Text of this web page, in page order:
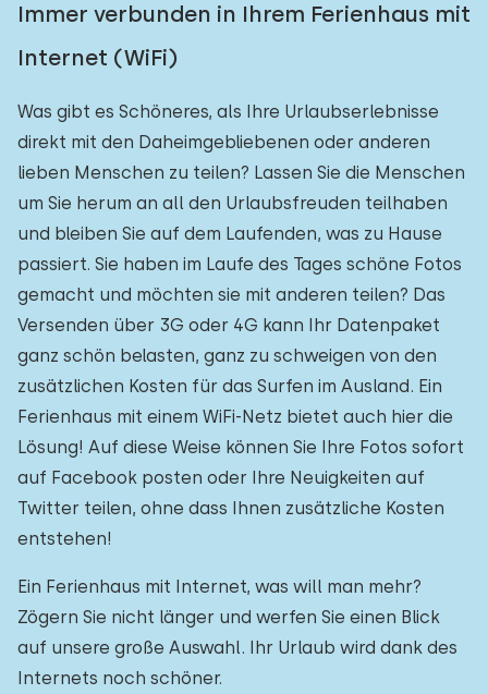
Immer verbunden in Ihrem Ferienhaus mit
Internet (WiFi)
Was gibt es Schöneres, als Ihre Urlaubserlebnisse
direkt mit den Daheimgebliebenen oder anderen
lieben Menschen zu teilen? Lassen Sie die Menschen
um Sie herum an all den Urlaubsfreuden teilhaben
und bleiben Sie auf dem Laufenden, was zu Hause
passiert. Sie haben im Laufe des Tages schöne Fotos
gemacht und möchten sie mit anderen teilen? Das
Versenden über 3G oder 4G kann Ihr Datenpaket
ganz schön belasten, ganz zu schweigen von den
zusätzlichen Kosten für das Surfen im Ausland. Ein
Ferienhaus mit einem WiFi-Netz bietet auch hier die
Lösung! Auf diese Weise können Sie Ihre Fotos sofort
auf Facebook posten oder Ihre Neuigkeiten auf
Twitter teilen, ohne dass Ihnen zusätzliche Kosten
entstehen!
Ein Ferienhaus mit Internet, was will man mehr?
Zögern Sie nicht länger und werfen Sie einen Blick
auf unsere große Auswahl. Ihr Urlaub wird dank des
Internets noch schöner.